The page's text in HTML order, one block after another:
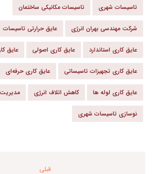
تاسیسات شهری تاسیسات مکانیکی ساختمان
شرکت مهندسی بهران انرژی عایق حرارتی تاسیسات
عایق کاری استاندارد عایق کاری اصولی عایق
عایق کاری تجهیزات تاسیساتی عایق کاری حرفه‌ای
عایق کاری لوله ها کاهش اتلاف انرژی
نوسازی تاسیسات شهری
قبلی